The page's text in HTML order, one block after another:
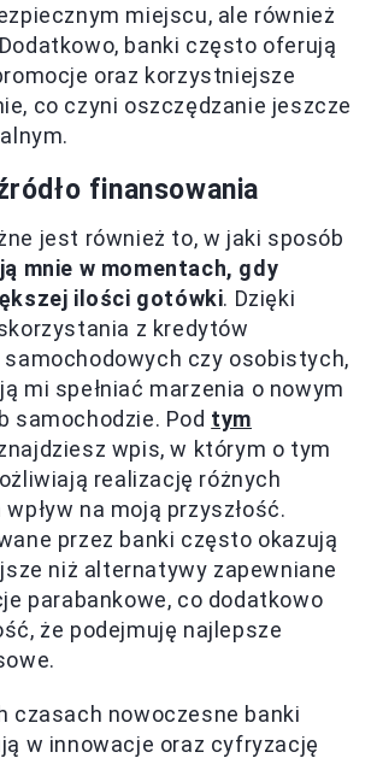
miejscu, ale również
banki często oferują
oraz korzystniejsze
co czyni oszczędzanie jeszcze
finansowania
jest również to, w jaki sposób
mnie w momentach, gdy
ilości gotówki. Dzięki
z kredytów
czy osobistych,
mi spełniać marzenia o nowym
samochodzie. Pod tym
wpis, w którym o tym
realizację różnych
na moją przyszłość.
przez banki często okazują
niż alternatywy zapewniane
parabankowe, co dodatkowo
że podejmuję najlepsze
czasach nowoczesne banki
w innowacje oraz cyfryzację